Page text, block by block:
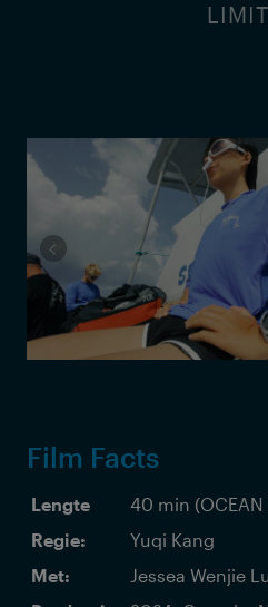
Film Facts
Lengte
40 min (OCEAN
Regie:
Yuqi Kang
Met:
Jessea Wenjie Lu